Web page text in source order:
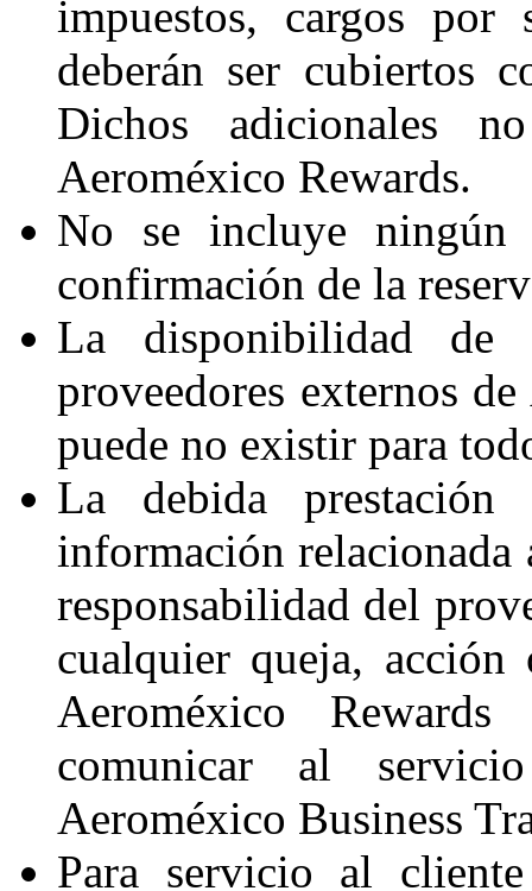
impuestos, cargos
deberán ser cubiertos
Dichos adicionales
Aeroméxico Rewards.
No se incluye ningún
confirmación de la
La disponibilidad de
proveedores externos
puede no existir para
La debida
información relacionada
responsabilidad del
cualquier queja,
Aeroméxico
comunicar al
Aeroméxico Business
Para servicio al